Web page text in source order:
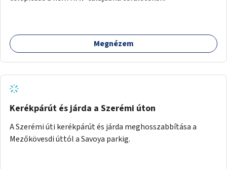
Megnézem
Kerékpárút és járda a Szerémi úton
A Szerémi úti kerékpárút és járda meghosszabbítása a
Mezőkövesdi úttól a Savoya parkig.